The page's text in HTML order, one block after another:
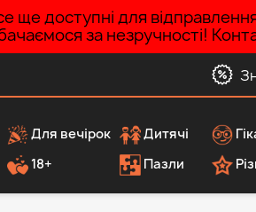
ще доступні для
за незручності!
Для вечірок Дитячі
18+ Пазли